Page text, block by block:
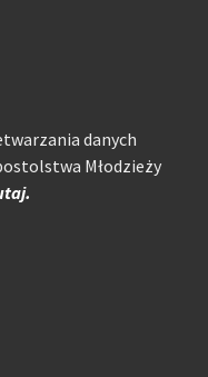
danych
Młodzieży